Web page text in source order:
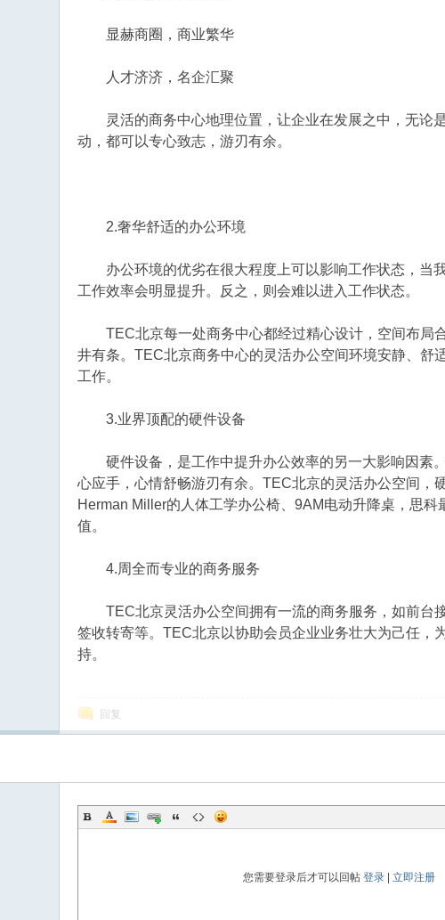
显赫商圈，商业繁华
人才济济，名企汇聚
灵活的商务中心地理位置，让企业在发展之中，无论
动，都可以专心致志，游刃有余。
2.奢华舒适的办公环境
办公环境的优劣在很大程度上可以影响工作状态，当我
工作效率会明显提升。反之，则会难以进入工作状态。
TEC北京每一处商务中心都经过精心设计，空间布局
井有条。TEC北京商务中心的灵活办公空间环境安静、舒
工作。
3.业界顶配的硬件设备
硬件设备，是工作中提升办公效率的另一大影响因素
心应手，心情舒畅游刃有余。TEC北京的灵活办公空间，
Herman Miller的人体工学办公椅、9AM电动升降桌，思
值。
4.周全而专业的商务服务
TEC北京灵活办公空间拥有一流的商务服务，如前台
签收转寄等。TEC北京以协助会员企业业务壮大为己任，
持。
回复
您需要登录后才可以回帖 登录| 立即注册